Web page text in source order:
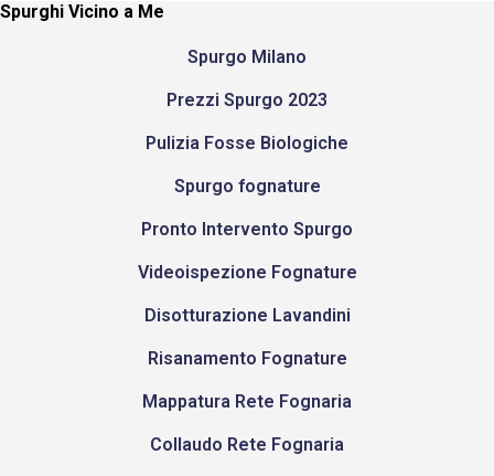
Spurghi Vicino a Me
Spurgo Milano
Prezzi Spurgo 2023
Pulizia Fosse Biologiche
Spurgo fognature
Pronto Intervento Spurgo
Videoispezione Fognature
Disotturazione Lavandini
Risanamento Fognature
Mappatura Rete Fognaria
Collaudo Rete Fognaria